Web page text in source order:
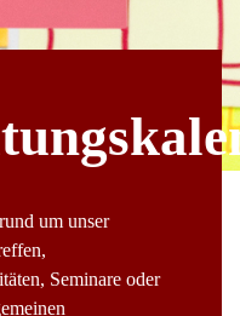
um unser
Seminare oder